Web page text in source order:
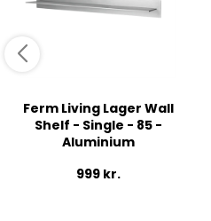
Ferm Living Lager Wall
Shelf - Single - 85 -
Aluminium
999 kr.